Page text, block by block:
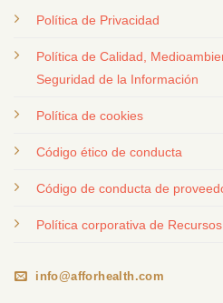
Política de Privacidad
Política de Calidad,
Seguridad de la Información
Política de cookies
Código ético de conducta
Código de conducta de
Política corporativa de
info@afforhealth.com